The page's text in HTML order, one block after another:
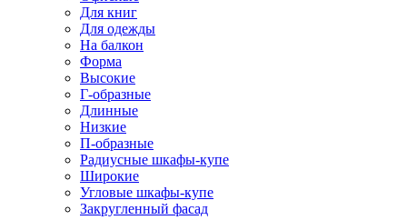
Для книг
Для одежды
На балкон
Форма
Высокие
Г-образные
Длинные
Низкие
П-образные
Радиусные шкафы-купе
Широкие
Угловые шкафы-купе
Закругленный фасад